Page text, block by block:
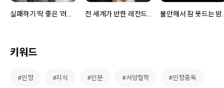
키워드
#인정 #지식 #인문 #서양철학 #인정중독